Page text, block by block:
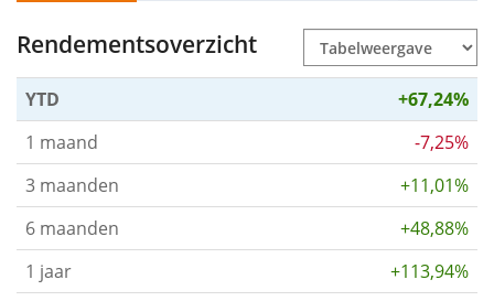
Rendementsoverzicht
YTD
+67,24%
1 maand
-7,25%
3 maanden
+11,01%
6 maanden
+48,88%
1 jaar
+113,94%